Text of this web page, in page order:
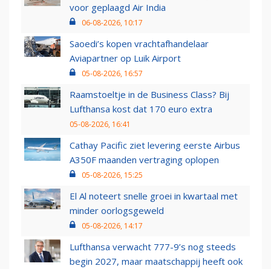
voor geplaagd Air India
06-08-2026, 10:17
Saoedi’s kopen vrachtafhandelaar
Aviapartner op Luik Airport
05-08-2026, 16:57
Raamstoeltje in de Business Class? Bij
Lufthansa kost dat 170 euro extra
05-08-2026, 16:41
Cathay Pacific ziet levering eerste Airbus
A350F maanden vertraging oplopen
05-08-2026, 15:25
El Al noteert snelle groei in kwartaal met
minder oorlogsgeweld
05-08-2026, 14:17
Lufthansa verwacht 777-9’s nog steeds
begin 2027, maar maatschappij heeft ook